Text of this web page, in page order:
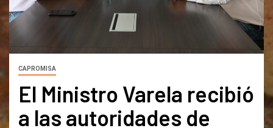
CAPROMISA
El Ministro Varela recibió
a las autoridades de